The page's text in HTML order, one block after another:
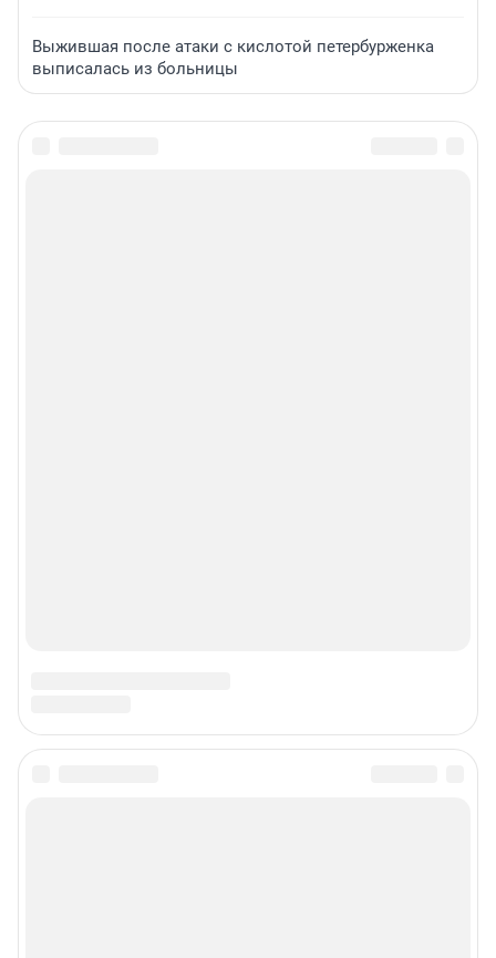
Выжившая после атаки с кислотой петербурженка
выписалась из больницы